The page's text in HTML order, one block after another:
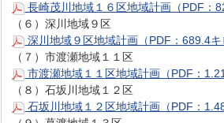
長崎茂川地域１６区地域計画（PDF：
（６）深川地域９区
深川地域９区地域計画（PDF：689.4
（７）市渡瀬地域１１区
市渡瀬地域１１区地域計画（PDF：
（８）石坂川地域１２区
石坂川地域１２区地域計画（PDF：